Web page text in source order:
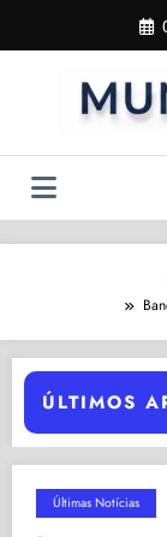
o
ÚLTIMOS
Conta Van
Últimas Notícias